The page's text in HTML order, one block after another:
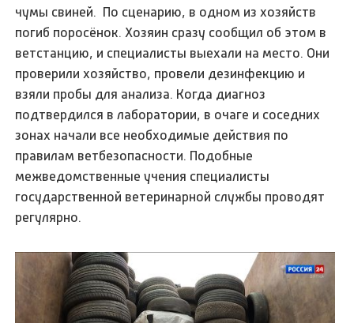
чумы свиней. По сценарию, в одном из хозяйств
погиб поросёнок. Хозяин сразу сообщил об этом в
ветстанцию, и специалисты выехали на место. Они
проверили хозяйство, провели дезинфекцию и
взяли пробы для анализа. Когда диагноз
подтвердился в лаборатории, в очаге и соседних
зонах начали все необходимые действия по
правилам ветбезопасности. Подобные
межведомственные учения специалисты
государственной ветеринарной службы проводят
регулярно.